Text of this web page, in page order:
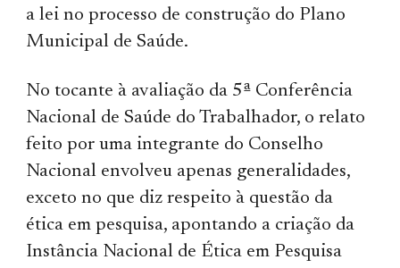
a lei no processo de construção do Plano
Municipal de Saúde.
No tocante à avaliação da 5ª Conferência
Nacional de Saúde do Trabalhador, o relato
feito por uma integrante do Conselho
Nacional envolveu apenas generalidades,
exceto no que diz respeito à questão da
ética em pesquisa, apontando a criação da
Instância Nacional de Ética em Pesquisa